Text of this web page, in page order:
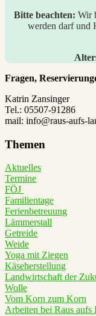
Bitte beachten: Wir
werden darf und
Fragen,
Katrin Zansinger
Tel.: 05507-91286
mail: info@raus-aufs-
Themen
Aktuelles
Termine
FÖJ
Familientage
Ferienbetreuung
Lämmerstall
Getreide
Weide
Yoga mit Ziegen
Käseherstellung
Landwirtschaft der
Wolle
Vom Korn zum Korn
Arbeiten bei Raus aufs